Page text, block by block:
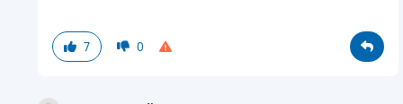
7 0